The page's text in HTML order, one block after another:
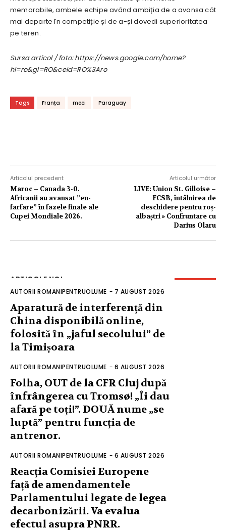
memorabile, ambele echipe având ambiția de a avansa cât
mai departe în competiție și de a-și dovedi superioritatea
pe teren.
Sursa articol / foto: https://news.google.com/home?
hl=ro&gl=RO&ceid=RO%3Aro
Tags Franța meci Paraguay
Articolul precedent
Maroc – Canada 3-0.
Africanii au avansat ”en-
farfare” în fazele finale ale
Cupei Mondiale 2026.
Articolul următor
LIVE: Union St. Gilloise –
FCSB, întâlnirea de
deschidere pentru roș-
albaștri » Confruntare cu
Darius Olaru
ARTICOLE NOI
AUTORII ROMANIPENTRUOLUME - 7 AUGUST 2026
Aparatură de interferență din
China disponibilă online,
folosită în „jaful secolului” de
la Timișoara
AUTORII ROMANIPENTRUOLUME - 6 AUGUST 2026
Folha, OUT de la CFR Cluj după
înfrângerea cu Tromsø! „Îi dau
afară pe toți!”. DOUĂ nume „se
luptă” pentru funcția de
antrenor.
AUTORII ROMANIPENTRUOLUME - 6 AUGUST 2026
Reacția Comisiei Europene
față de amendamentele
Parlamentului legate de legea
decarbonizării. Va evalua
efectul asupra PNRR.